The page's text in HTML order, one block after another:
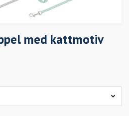
med kattmotiv